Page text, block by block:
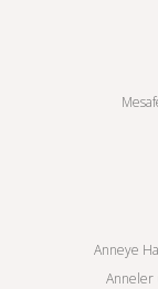
Anneye
Anneler